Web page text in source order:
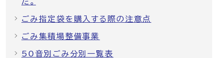
ごみ指定袋を購入する際の注意点
ごみ集積場整備事業
50音別ごみ分別一覧表